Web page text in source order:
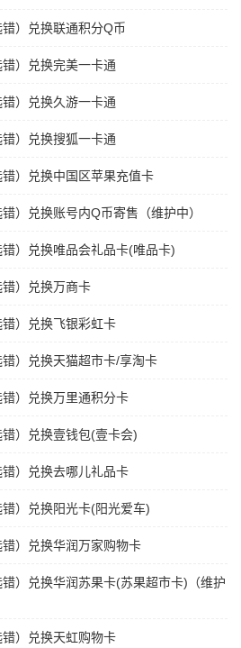
）兑换联通积分Q币
）兑换完美一卡通
）兑换久游一卡通
）兑换搜狐一卡通
）兑换中国区苹果充值卡
）兑换账号内Q币寄售（维护中）
）兑换唯品会礼品卡(唯品卡)
）兑换万商卡
）兑换飞银彩虹卡
）兑换天猫超市卡/享淘卡
）兑换万里通积分卡
）兑换壹钱包(壹卡会)
）兑换去哪儿礼品卡
）兑换阳光卡(阳光爱车)
）兑换华润万家购物卡
）兑换华润苏果卡(苏果超市卡)（维护
）兑换天虹购物卡